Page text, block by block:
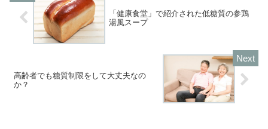
「健康食堂」で紹介された低糖質の参鶏
湯風スープ
高齢者でも糖質制限をして大丈夫なの
か？